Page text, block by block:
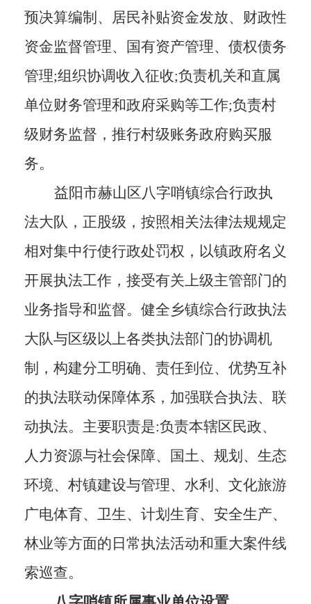
预决算编制、居民补贴资金发放、财政性
资金监督管理、国有资产管理、债权债务
管理;组织协调收入征收;负责机关和直属
单位财务管理和政府采购等工作;负责村
级财务监督，推行村级账务政府购买服
务。
益阳市赫山区八字哨镇综合行政执
法大队，正股级，按照相关法律法规规定
相对集中行使行政处罚权，以镇政府名义
开展执法工作，接受有关上级主管部门的
业务指导和监督。 健全乡镇综合行政执法
大队与区级以上各类执法部门的协调机
制，构建分工明确、责任到位、优势互补
的执法联动保障体系 ， 加强联合执法、联
动执法。主要职责是:负责本辖区民政、
人力资源与社会保障、国土、规划、生态
环境、村镇建设与管理、水利、文化旅游
广电体育、卫生、计划生育、安全生产、
林业等方面的日常执法活动和重大案件线
索巡查。